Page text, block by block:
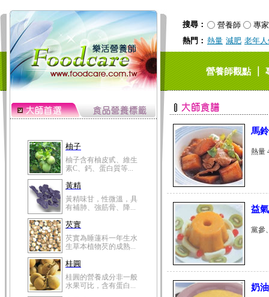
搜尋： 營養師
專家
熱門： 熱量 減肥 老年
營養師觀點｜
柚子
柚子含有柚皮甙、維生
素C、鈣、蛋白質等...
黃精
黃精味甘，性微溫，具
有補肺、強筋骨、降...
芡實
芡實為睡蓮科一年生水
生草本植物芡的成熟...
桂圓
桂圓的營養成分非一般
水果可比，含有蛋白...
馬
熱量
益
黨參
奶